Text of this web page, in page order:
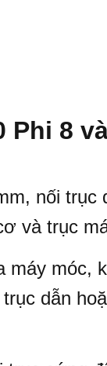
Phi 8
nối trục
và trục
máy móc,
dẫn